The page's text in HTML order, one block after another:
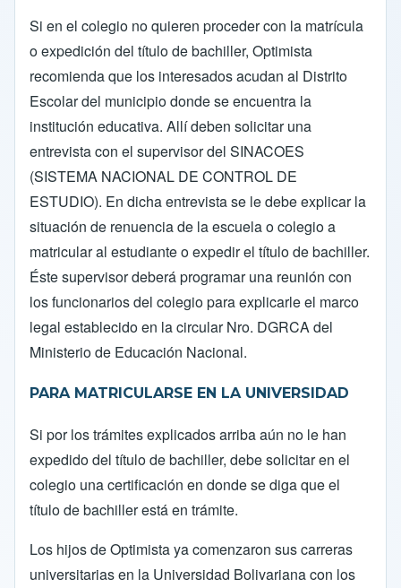
Si en el colegio no quieren proceder con la matrícula
o expedición del título de bachiller, Optimista
recomienda que los interesados acudan al Distrito
Escolar del municipio donde se encuentra la
institución educativa. Allí deben solicitar una
entrevista con el supervisor del SINACOES
(SISTEMA NACIONAL DE CONTROL DE
ESTUDIO). En dicha entrevista se le debe explicar la
situación de renuencia de la escuela o colegio a
matricular al estudiante o expedir el título de bachiller.
Éste supervisor deberá programar una reunión con
los funcionarios del colegio para explicarle el marco
legal establecido en la circular Nro. DGRCA del
Ministerio de Educación Nacional.
PARA MATRICULARSE EN LA UNIVERSIDAD
Si por los trámites explicados arriba aún no le han
expedido del título de bachiller, debe solicitar en el
colegio una certificación en donde se diga que el
título de bachiller está en trámite.
Los hijos de Optimista ya comenzaron sus carreras
universitarias en la Universidad Bolivariana con los